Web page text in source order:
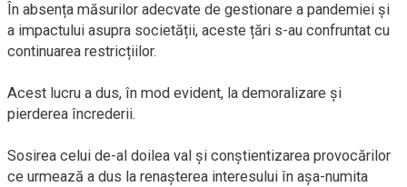
În absența măsurilor adecvate de gestionare a pandemiei și
a impactului asupra societății, aceste țări s-au confruntat cu
continuarea restricțiilor.
Acest lucru a dus, în mod evident, la demoralizare și
pierderea încrederii.
Sosirea celui de-al doilea val și conștientizarea provocărilor
ce urmează a dus la renașterea interesului în așa-numita